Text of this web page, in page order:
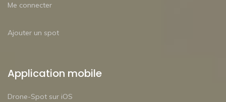
Me connecter
Ajouter un spot
Application mobile
Drone-Spot sur iOS